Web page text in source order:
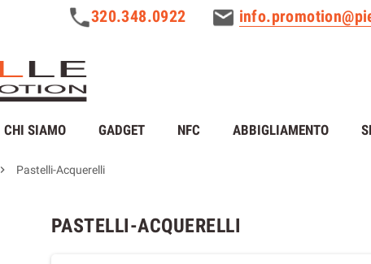
320.348.0922
CHI SIAMO GADGET NFC ABBIGLIAMENTO
 Pastelli-Acquerelli
PASTELLI-ACQUERELLI